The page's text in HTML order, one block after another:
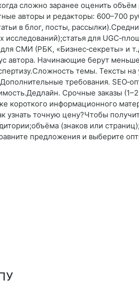
сложно заранее оценить
авторы и редакторы: 600–700
в блог, посты,
для
СМИ (РБК, «Бизнес‑секреты» и
автора. Начинающие берут
темы. Тексты
требования.
Срочные заказы
информационного
узнать точную цену?Чтобы
(знаков или
предложения и выберите